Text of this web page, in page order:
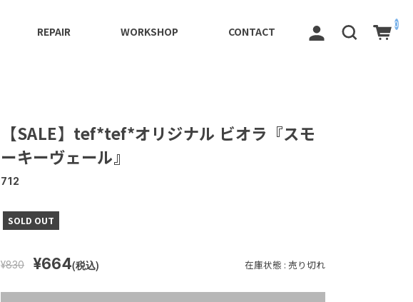
REPAIR WORKSHOP CONTACT
0
【SALE】tef*tef*オリジナル ビオラ『スモ
ーキーヴェール』
712
SOLD OUT
在庫状態 : 売り切れ
¥830 ¥664(税込)